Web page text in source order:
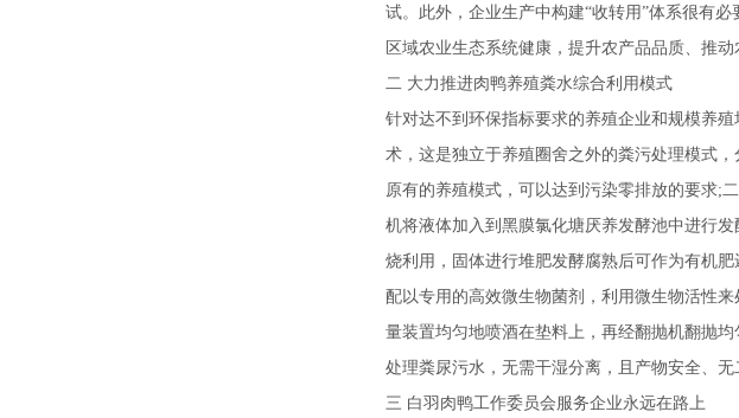
试。此外，企业生产中构建“收转用”体系很有
区域农业生态系统健康，提升农产品品质、推动
二 大力推进肉鸭养殖粪水综合利用模式
针对达不到环保指标要求的养殖企业和规模养
术，这是独立于养殖圈舍之外的粪污处理模式
原有的养殖模式，可以达到污染零排放的要求;
机将液体加入到黑膜氯化塘厌养发酵池中进行
烧利用，固体进行堆肥发酵腐熟后可作为有机
配以专用的高效微生物菌剂，利用微生物活性
量装置均匀地喷酒在垫料上，再经翻抛机翻抛
处理粪尿污水，无需干湿分离，且产物安全、
三 白羽肉鸭工作委员会服务企业永远在路上